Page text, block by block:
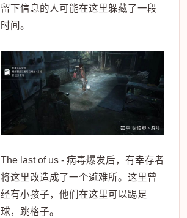
留下信息的人可能在这里躲藏了一段
时间。
The last of us - 病毒爆发后，有幸存者
将这里改造成了一个避难所。这里曾
经有小孩子，他们在这里可以踢足
球，跳格子。